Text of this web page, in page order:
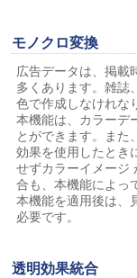
モノクロ変換
広告データは、掲載
多くあります。雑誌
色で作成しなけれな
本機能は、カラーデ
とができます。また
効果を使用したとき
せずカラーイメージ
合も、本機能によっ
本機能を適用後は、
必要です。
透明効果統合